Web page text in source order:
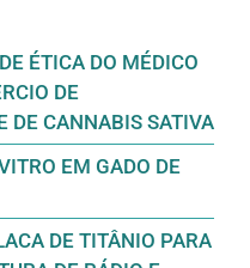
ÉTICA DO MÉDICO
DE
DE CANNABIS SATIVA
EM GADO DE
DE TITÂNIO PARA